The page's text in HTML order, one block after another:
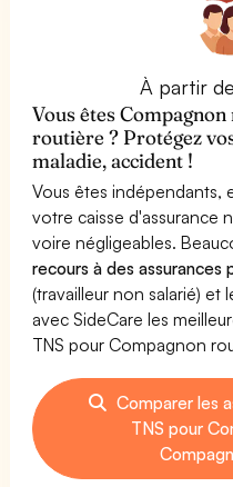
À partir
Vous êtes
routière ? Protégez
maladie, accident !
Vous êtes indépendants,
votre caisse d'assurance
voire négligeables.
recours à des assurances
(travailleur non salarié) et
avec SideCare les
TNS pour Compagnon
Comparer les
TNS pour